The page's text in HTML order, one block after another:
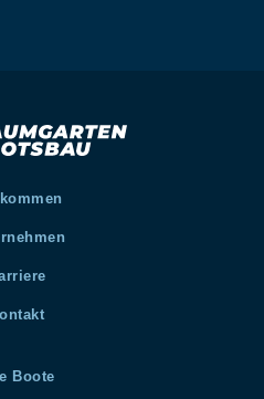
Boote